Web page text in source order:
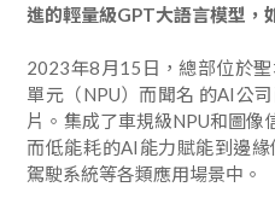
進的輕量級GPT大語言模型，
2023年8月15日，總部位於
單元（NPU）而聞名 的AI公
片。集成了車規級NPU和圖像
而低能耗的AI能力賦能到邊
駕駛系統等各類應用場景中。